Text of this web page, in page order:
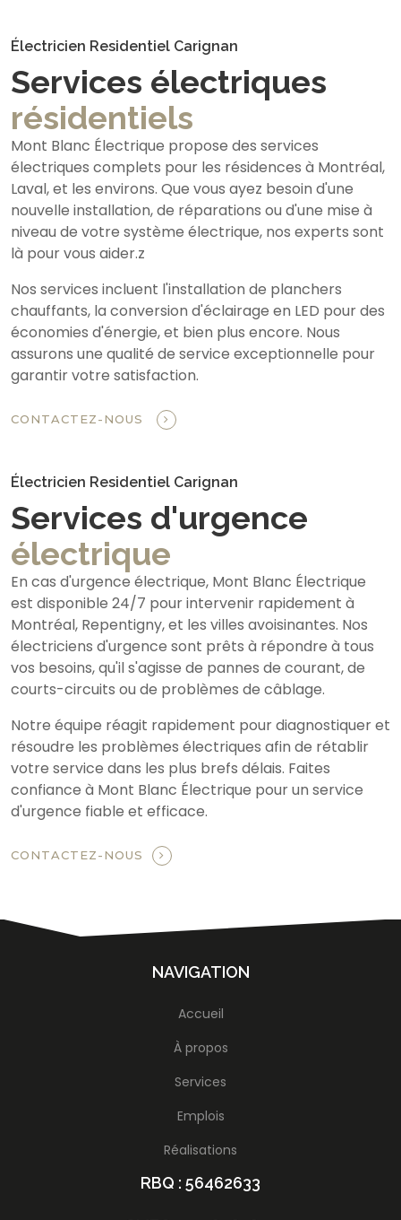
Électricien Residentiel Carignan
Services électriques
résidentiels
Mont Blanc Électrique propose des services
électriques complets pour les résidences à Montréal,
Laval, et les environs. Que vous ayez besoin d'une
nouvelle installation, de réparations ou d'une mise à
niveau de votre système électrique, nos experts sont
là pour vous aider.z
Nos services incluent l'installation de planchers
chauffants, la conversion d'éclairage en LED pour des
économies d'énergie, et bien plus encore. Nous
assurons une qualité de service exceptionnelle pour
garantir votre satisfaction.
CONTACTEZ-NOUS
Électricien Residentiel Carignan
Services d'urgence
électrique
En cas d'urgence électrique, Mont Blanc Électrique
est disponible 24/7 pour intervenir rapidement à
Montréal, Repentigny, et les villes avoisinantes. Nos
électriciens d'urgence sont prêts à répondre à tous
vos besoins, qu'il s'agisse de pannes de courant, de
courts-circuits ou de problèmes de câblage.
Notre équipe réagit rapidement pour diagnostiquer et
résoudre les problèmes électriques afin de rétablir
votre service dans les plus brefs délais. Faites
confiance à Mont Blanc Électrique pour un service
d'urgence fiable et efficace.
CONTACTEZ-NOUS
NAVIGATION
Accueil
À propos
Services
Emplois
Réalisations
RBQ : 56462633